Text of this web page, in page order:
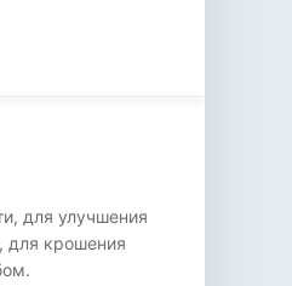
для улучшения
для крошения